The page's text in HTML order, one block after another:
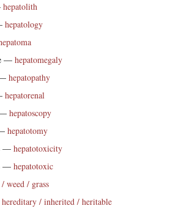
hepatolith
hepatology
— hepatomegaly
hepatopathy
hepatorenal
hepatoscopy
hepatotomy
— hepatotoxicity
— hepatotoxic
weed / grass
hereditary / inherited / heritable